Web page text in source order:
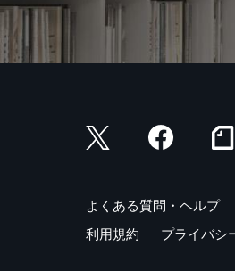
よくある質問・ヘルプ
利用規約
プライバシ